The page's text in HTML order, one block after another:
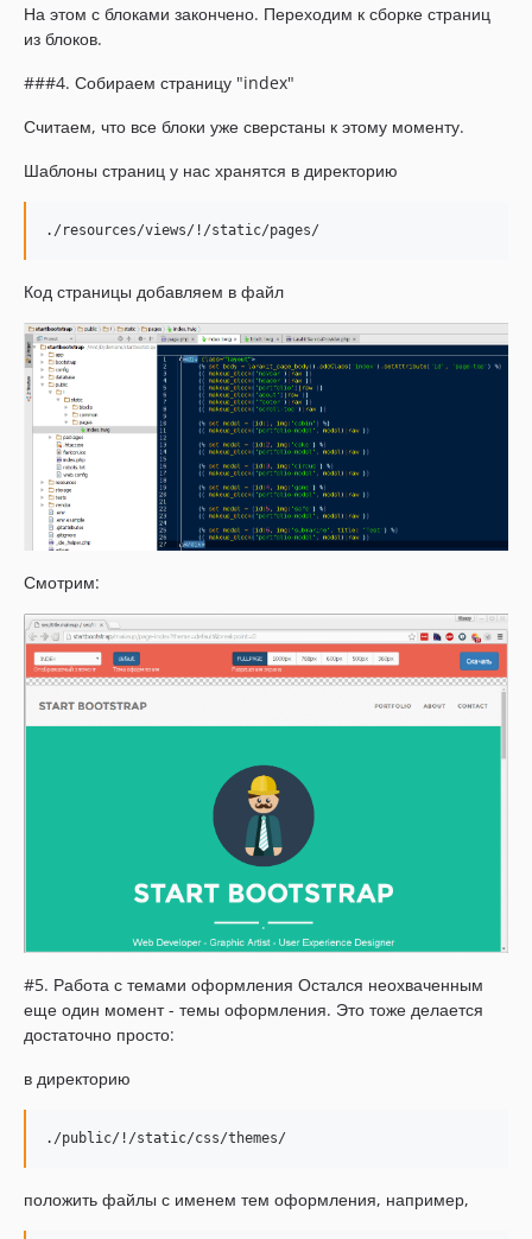
На этом с блоками закончено. Переходим к сборке страниц
из блоков.
###4. Собираем страницу "index"
Считаем, что все блоки уже сверстаны к этому моменту.
Шаблоны страниц у нас хранятся в директорию
Код страницы добавляем в файл
Смотрим:
#5. Работа с темами оформления Остался неохваченным
еще один момент - темы оформления. Это тоже делается
достаточно просто:
в директорию
положить файлы с именем тем оформления, например,